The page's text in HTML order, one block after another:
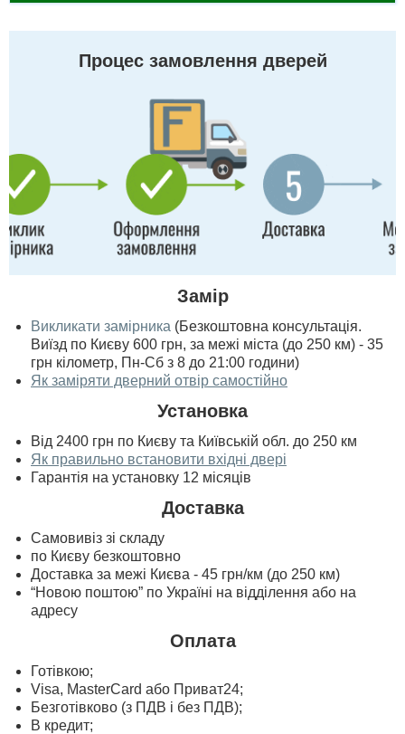
Процес замовлення дверей
Замір
Викликати замірника (Безкоштовна консультація.
Виїзд по Києву 600 грн, за межі міста (до 250 км) - 35
грн кілометр, Пн-Сб з 8 до 21:00 години)
Як заміряти дверний отвір самостійно
Установка
Від 2400 грн по Києву та Київській обл. до 250 км
Як правильно встановити вхідні двері
Гарантія на установку 12 місяців
Доставка
Самовивіз зі складу
по Києву безкоштовно
Доставка за межі Києва - 45 грн/км (до 250 км)
“Новою поштою” по Україні на відділення або на
адресу
Оплата
Готівкою;
Visa, MasterСard або Приват24;
Безготівково (з ПДВ і без ПДВ);
В кредит;